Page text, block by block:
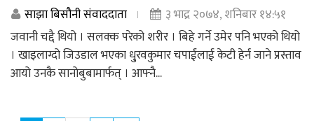
साझा बिसौनी संवाददाता
३ भाद्र २०७४, शनिबार १४:५१
जवानी चद्दै थियो । सलक्क परेको शरीर । बिहे गर्ने उमेर पनि भएको थियो
। खाइलाग्दो जिउडाल भएका धु्रवकुमार चपाईंलाई केटी हेर्न जाने प्रस्ताव
आयो उनकै सानोबुबामार्फत् । आफ्नै...